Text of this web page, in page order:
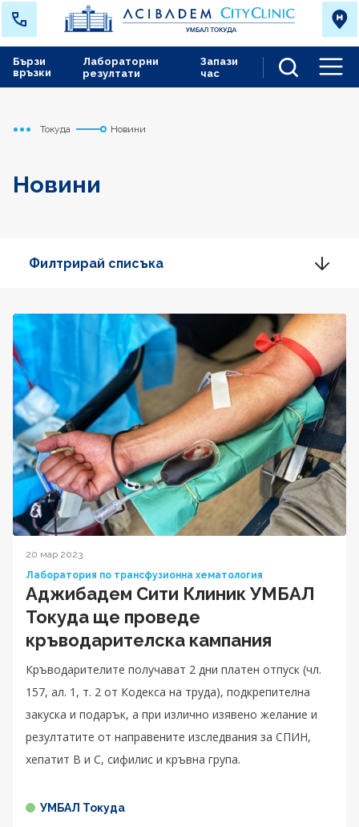
Лабораторни
резултати
Запази
час
Бързи
връзки
Начало
Токуда Новини
Новини
Филтрирай списъка
20 мар 2023
Лаборатория по трансфузионна хематология
Аджибадем Сити Клиник УМБАЛ
Токуда ще проведе
кръводарителска кампания
Кръводарителите получават 2 дни платен отпуск (чл.
157, ал. 1, т. 2 от Кодекса на труда), подкрепителна
закуска и подарък, а при излично изявено желание и
резултатите от направените изследвания за СПИН,
хепатит В и С, сифилис и кръвна група.
УМБАЛ Токуда